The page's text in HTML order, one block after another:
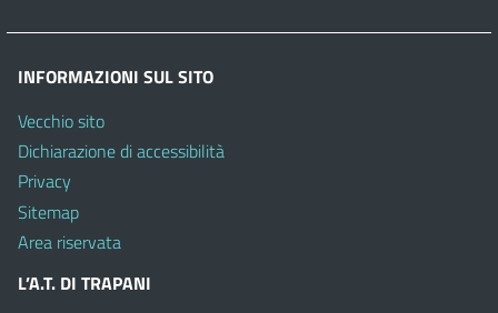
INFORMAZIONI SUL SITO
Vecchio sito
Dichiarazione di accessibilità
Privacy
Sitemap
Area riservata
L’A.T. DI TRAPANI